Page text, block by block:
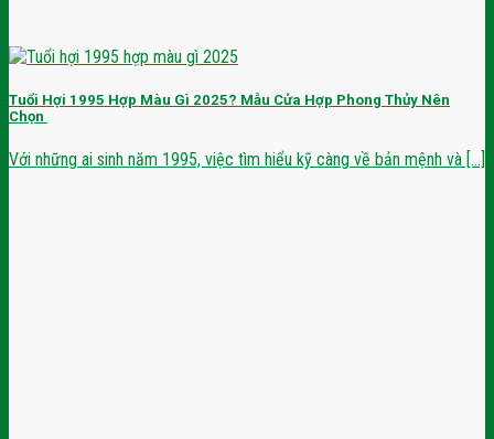
Tuổi Hợi 1995 Hợp Màu Gì 2025? Mẫu Cửa Hợp Phong Thủy Nên
Chọn
Với những ai sinh năm 1995, việc tìm hiểu kỹ càng về bản mệnh và [...]